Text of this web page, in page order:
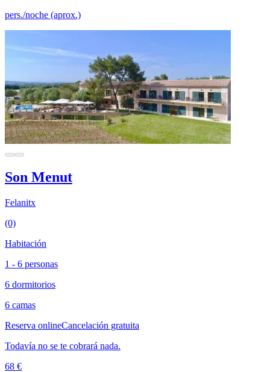
pers./noche (aprox.)
Son Menut
Felanitx
(0)
Habitación
1 - 6 personas
6 dormitorios
6 camas
Reserva onlineCancelación gratuita
Todavía no se te cobrará nada.
68 €